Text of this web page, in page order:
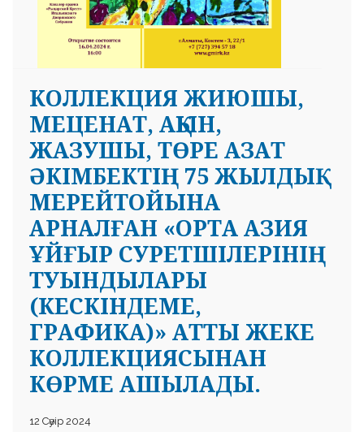
КОЛЛЕКЦИЯ ЖИЮШЫ,
МЕЦЕНАТ, АҚЫН,
ЖАЗУШЫ, ТӨРЕ АЗАТ
ӘКІМБЕКТІҢ 75 ЖЫЛДЫҚ
МЕРЕЙТОЙЫНА
АРНАЛҒАН «ОРТА АЗИЯ
ҰЙҒЫР СУРЕТШІЛЕРІНІҢ
ТУЫНДЫЛАРЫ
(КЕСКІНДЕМЕ,
ГРАФИКА)» АТТЫ ЖЕКЕ
КОЛЛЕКЦИЯСЫНАН
КӨРМЕ АШЫЛАДЫ.
12 Сәуір 2024